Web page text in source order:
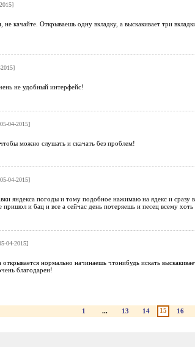
качайте. Открываешь одну вкладку, а выскакивает три
не удобный интерфейс!
04-2015]
можно слушать и скачать без проблем!
04-2015]
яндекса погоды и тому подобное нажимаю на ядекс и
и бац и все а сейчас день потеряешь и песец всему
04-2015]
нормально начинаешь чтонибудь искать
благодарен!
1 ... 13 14 15 16